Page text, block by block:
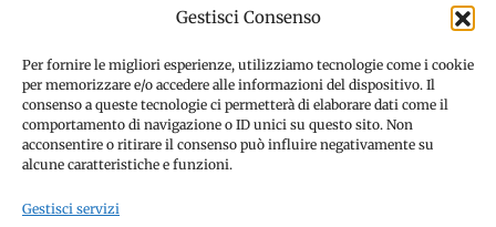
Gestisci Consenso
Per fornire le migliori esperienze, utilizziamo tecnologie come i cookie
per memorizzare e/o accedere alle informazioni del dispositivo. Il
consenso a queste tecnologie ci permetterà di elaborare dati come il
comportamento di navigazione o ID unici su questo sito. Non
acconsentire o ritirare il consenso può influire negativamente su
alcune caratteristiche e funzioni.
Gestisci servizi
Disconoscimento